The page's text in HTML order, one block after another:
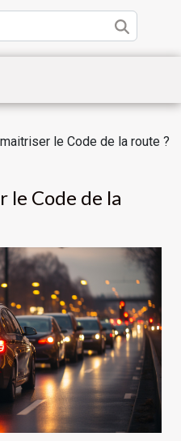
le Code de la route ?
le Code de la